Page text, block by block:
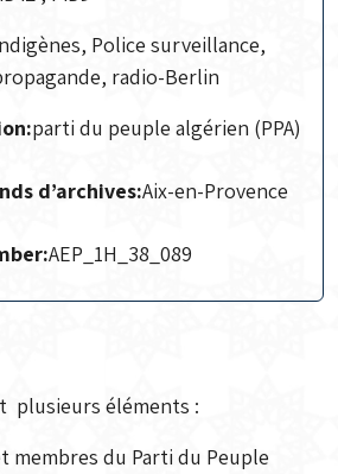
Police surveillance,
radio-Berlin
parti du peuple algérien (PPA)
d’archives:Aix-en-Provence
AEP_1H_38_089
plusieurs éléments :
membres du Parti du Peuple